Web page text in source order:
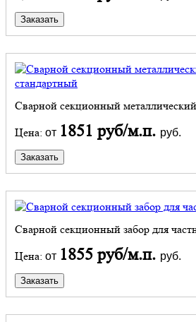
Заказать
Сварной секционный
Цена: от 1851 руб/м.п. руб.
Заказать
Сварной секционный забор для
Цена: от 1855 руб/м.п. руб.
Заказать